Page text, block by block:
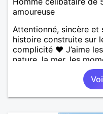
amoureuse
Attentionné, sincère et
histoire construite sur
complicité ❤️ J’aime
nature, la mer, les
personnes au grand
affectueux, j’adore
et les calinous
par peser, alors si tu